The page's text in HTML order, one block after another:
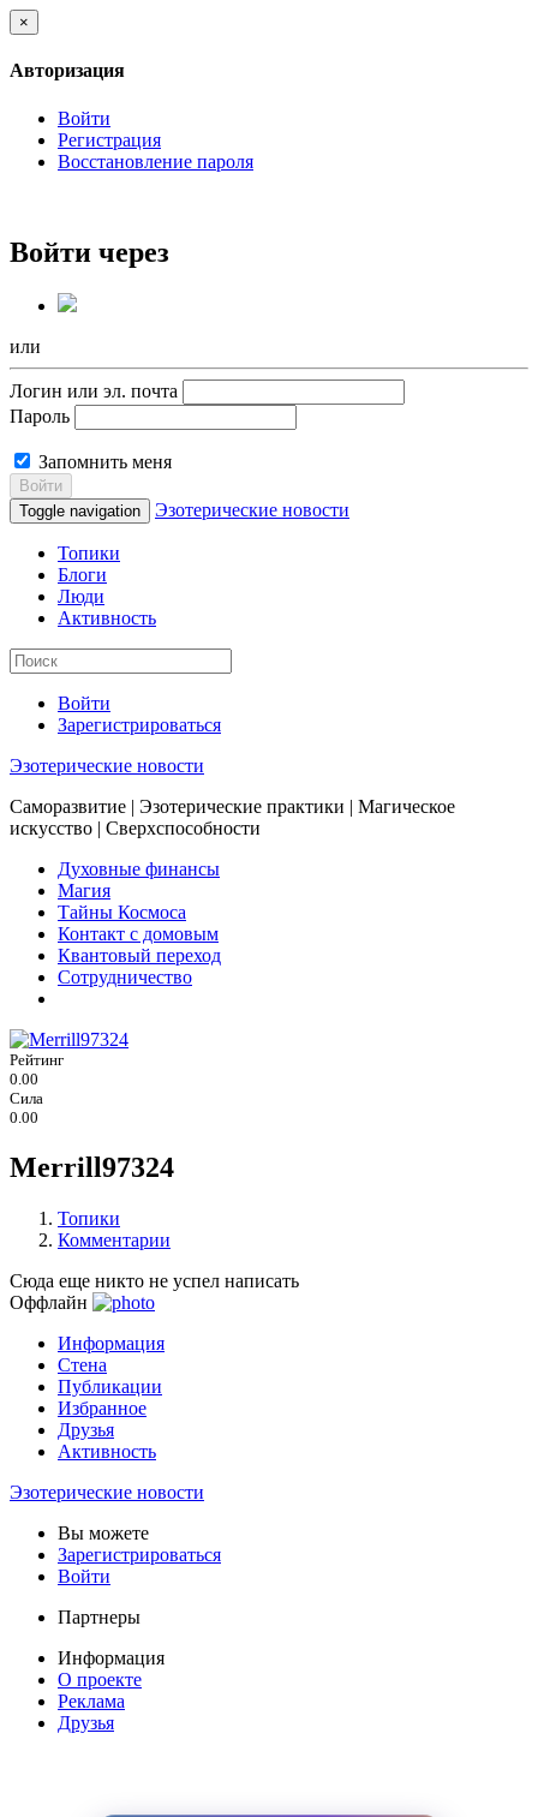
×
Авторизация
Войти
Регистрация
Восстановление пароля
Войти через
или
Логин или эл. почта
Пароль
Запомнить меня
Войти
Toggle navigation
Эзотерические новости
Топики
Блоги
Люди
Активность
Войти
Зарегистрироваться
Эзотерические новости
Саморазвитие | Эзотерические практики | Магическое
искусство | Сверхспособности
Духовные финансы
Магия
Тайны Космоса
Контакт с домовым
Квантовый переход
Сотрудничество
Рейтинг
0.00
Сила
0.00
Merrill97324
Топики
Комментарии
Сюда еще никто не успел написать
Оффлайн
Информация
Стена
Публикации
Избранное
Друзья
Активность
Эзотерические новости
Вы можете
Зарегистрироваться
Войти
Партнеры
Информация
О проекте
Реклама
Друзья